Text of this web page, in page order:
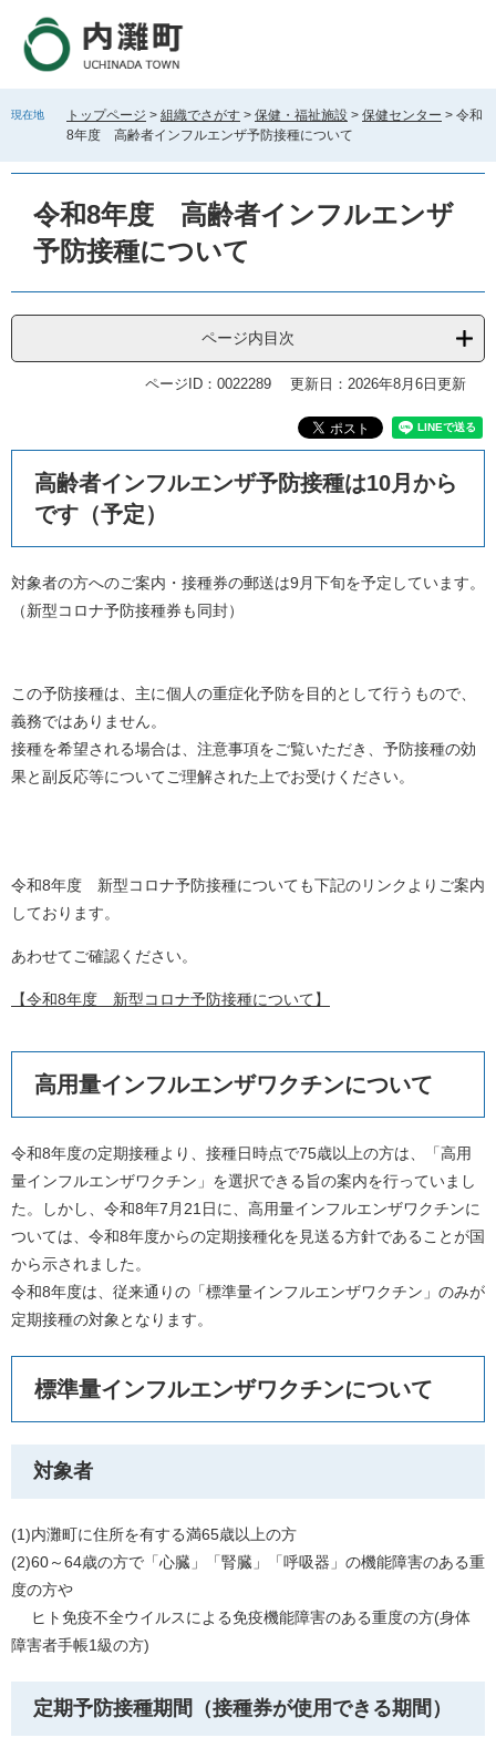
す
し
現在地 トップページ > 組織でさがす > 保健・福祉施設 > 保健センター > 令和
8年度 高齢者インフルエンザ予防接種について
令和8年度 高齢者インフルエンザ
予防接種について
ページ内目次
ページID：0022289 更新日：2026年8月6日更新
高齢者インフルエンザ予防接種は10月から
です（予定）
対象者の方へのご案内・接種券の郵送は9月下旬を予定しています。
（新型コロナ予防接種券も同封）
この予防接種は、主に個人の重症化予防を目的として行うもので、
義務ではありません。
接種を希望される場合は、注意事項をご覧いただき、予防接種の効
果と副反応等についてご理解された上でお受けください。
令和8年度 新型コロナ予防接種についても下記のリンクよりご案内
しております。
あわせてご確認ください。
【令和8年度 新型コロナ予防接種について】
高用量インフルエンザワクチンについて
令和8年度の定期接種より、接種日時点で75歳以上の方は、「高用
量インフルエンザワクチン」を選択できる旨の案内を行っていまし
た。しかし、令和8年7月21日に、高用量インフルエンザワクチンに
ついては、令和8年度からの定期接種化を見送る方針であることが国
から示されました。
令和8年度は、従来通りの「標準量インフルエンザワクチン」のみが
定期接種の対象となります。
標準量インフルエンザワクチンについて
対象者
(1)内灘町に住所を有する満65歳以上の方
(2)60～64歳の方で「心臓」「腎臓」「呼吸器」の機能障害のある重
度の方や
ヒト免疫不全ウイルスによる免疫機能障害のある重度の方(身体
障害者手帳1級の方)
定期予防接種期間（接種券が使用できる期間）